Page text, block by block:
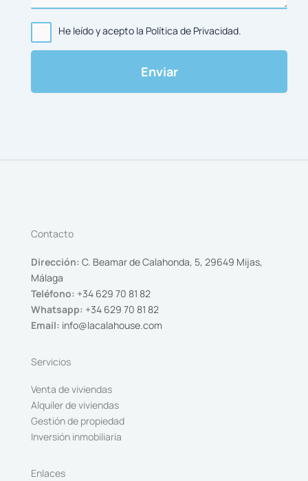
He leído y acepto la Política de Privacidad.
Contacto
Dirección: C. Beamar de Calahonda, 5, 29649 Mijas,
Málaga
Teléfono: +34 629 70 81 82
Whatsapp: +34 629 70 81 82
Email: info@lacalahouse.com
Servicios
Venta de viviendas
Alquiler de viviendas
Gestión de propiedad
Inversión inmobiliaria
Enlaces